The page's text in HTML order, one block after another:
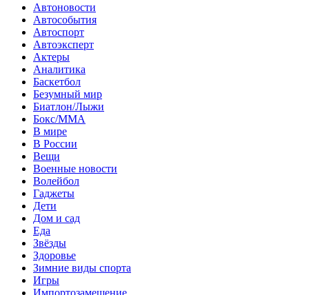
Автоновости
Автособытия
Автоспорт
Автоэксперт
Актеры
Аналитика
Баскетбол
Безумный мир
Биатлон/Лыжи
Бокс/MMA
В мире
В России
Вещи
Военные новости
Волейбол
Гаджеты
Дети
Дом и сад
Еда
Звёзды
Здоровье
Зимние виды спорта
Игры
Импортозамещение